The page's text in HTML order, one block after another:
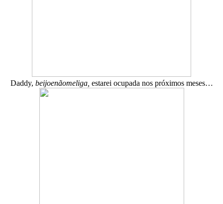
Daddy, beijoenãomeliga, estarei ocupada nos próximos meses…